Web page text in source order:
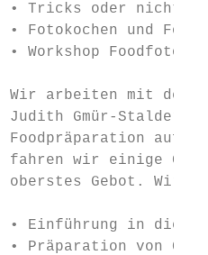
Tricks oder nicht?
• Fotokochen und
• Workshop
Wir arbeiten mit der
Judith Gmür-Stalder
Foodpräparation auf
fahren wir einige
oberstes Gebot. Wir
Einführung in die
• Präparation von